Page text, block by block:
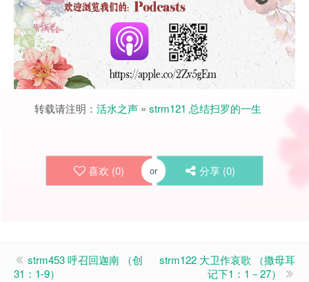
转载请注明： 活水之声 » strm121 总结扫罗的一生
喜欢 (0) or 分享 (0)
strm453 呼召回迦南 （创
31：1-9）
strm122 大卫作哀歌 （撒母耳
记下1：1－27）